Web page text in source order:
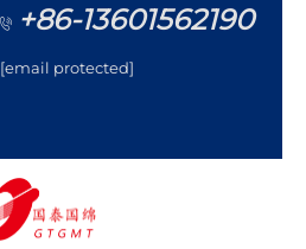
+86-13601562190
[email protected]